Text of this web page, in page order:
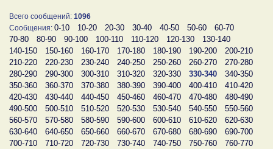
Всего сообщений: 1096
Сообщения: 0-10 10-20 20-30 30-40 40-50 50-60
60-70
70-80
80-90 90-100 100-110 110-120 120-130
130-140
140-150
150-160 160-170 170-180 180-190 190-200
200-210
210-220
220-230 230-240 240-250 250-260 260-270
270-280
280-290
290-300 300-310 310-320 320-330 330-340
340-350
350-360
360-370 370-380 380-390 390-400 400-410
410-420
420-430
430-440 440-450 450-460 460-470 470-480
480-490
490-500
500-510 510-520 520-530 530-540 540-550
550-560
560-570
570-580 580-590 590-600 600-610 610-620
620-630
630-640
640-650 650-660 660-670 670-680 680-690
690-700
700-710
710-720 720-730 730-740 740-750 750-760
760-770